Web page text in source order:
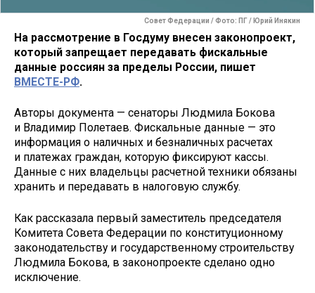
Совет Федерации / Фото: ПГ / Юрий Инякин
На рассмотрение в Госдуму внесен законопроект,
который запрещает передавать фискальные
данные россиян за пределы России, пишет
ВМЕСТЕ-РФ.
Авторы документа — сенаторы Людмила Бокова
и Владимир Полетаев. Фискальные данные — это
информация о наличных и безналичных расчетах
и платежах граждан, которую фиксируют кассы.
Данные с них владельцы расчетной техники обязаны
хранить и передавать в налоговую службу.
Как рассказала первый заместитель председателя
Комитета Совета Федерации по конституционному
законодательству и государственному строительству
Людмила Бокова, в законопроекте сделано одно
исключение.